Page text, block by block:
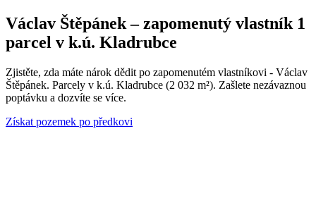
Václav Štěpánek – zapomenutý vlastník 1
parcel v k.ú. Kladrubce
Zjistěte, zda máte nárok dědit po zapomenutém vlastníkovi - Václav
Štěpánek. Parcely v k.ú. Kladrubce (2 032 m²). Zašlete nezávaznou
poptávku a dozvíte se více.
Získat pozemek po předkovi